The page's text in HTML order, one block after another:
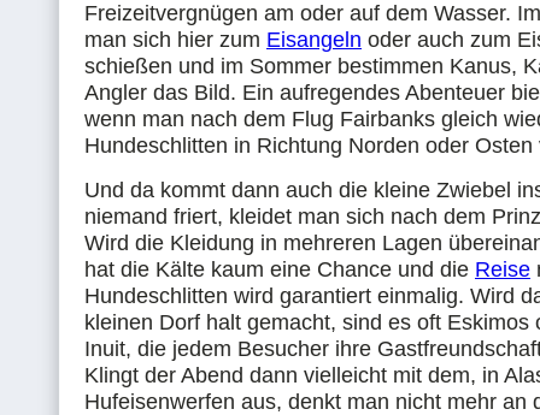
Freizeitvergnügen am oder auf dem Wasser.
man sich hier zum Eisangeln oder auch zum
schießen und im Sommer bestimmen Kanus,
Angler das Bild. Ein aufregendes Abenteuer
wenn man nach dem Flug Fairbanks gleich
Hundeschlitten in Richtung Norden oder Osten
Und da kommt dann auch die kleine Zwiebel
niemand friert, kleidet man sich nach dem
Wird die Kleidung in mehreren Lagen
hat die Kälte kaum eine Chance und die Reise
Hundeschlitten wird garantiert einmalig. Wird
kleinen Dorf halt gemacht, sind es oft Eskimos
Inuit, die jedem Besucher ihre
Klingt der Abend dann vielleicht mit dem, in
Hufeisenwerfen aus, denkt man nicht mehr an